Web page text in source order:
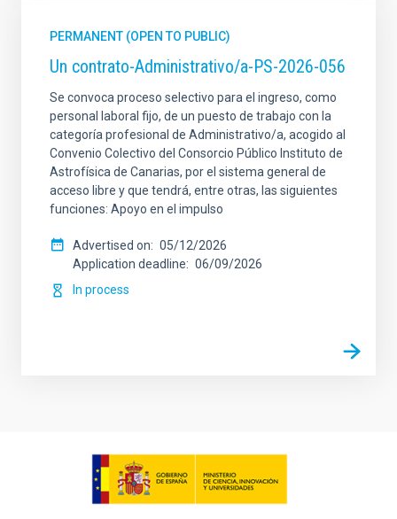
PERMANENT (OPEN TO PUBLIC)
Un contrato-Administrativo/a-PS-2026-056
Se convoca proceso selectivo para el ingreso, como
personal laboral fijo, de un puesto de trabajo con la
categoría profesional de Administrativo/a, acogido al
Convenio Colectivo del Consorcio Público Instituto de
Astrofísica de Canarias, por el sistema general de
acceso libre y que tendrá, entre otras, las siguientes
funciones: Apoyo en el impulso
Advertised on
05/12/2026
Application deadline
06/09/2026
In process